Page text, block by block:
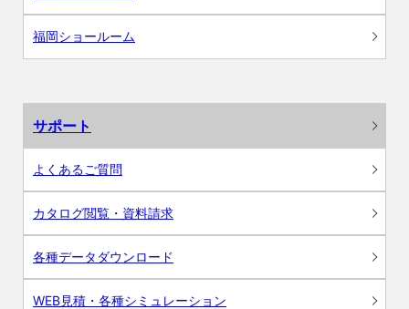
福岡ショールーム
サポート
よくあるご質問
カタログ閲覧・資料請求
各種データダウンロード
WEB見積・各種シミュレーション